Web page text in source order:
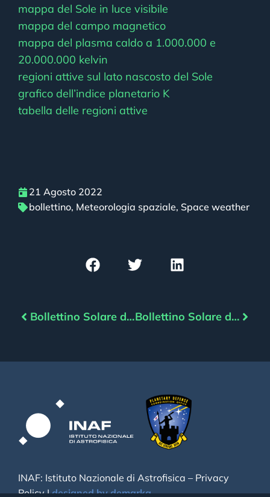
mappa del Sole in luce visibile
mappa del campo magnetico
mappa del plasma caldo a 1.000.000 e
20.000.000 kelvin
regioni attive sul lato nascosto del Sole
grafico dell’indice planetario K
tabella delle regioni attive
21 Agosto 2022
bollettino, Meteorologia spaziale, Space weather
Bollettino Solare del 20/08/2022 Bollettino Solare del 22/08/2022
INAF: Istituto Nazionale di Astrofisica – Privacy
Policy|designed by demarka